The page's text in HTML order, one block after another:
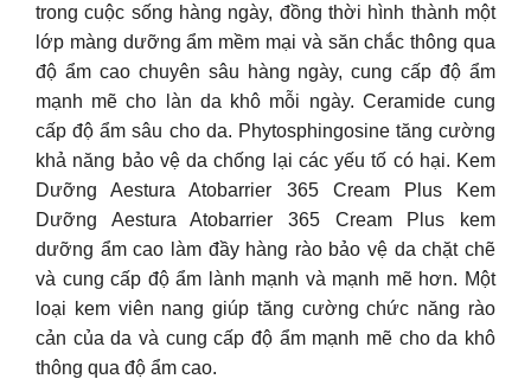
trong cuộc sống hàng ngày, đồng thời hình thành một
lớp màng dưỡng ẩm mềm mại và săn chắc thông qua
độ ẩm cao chuyên sâu hàng ngày, cung cấp độ ẩm
mạnh mẽ cho làn da khô mỗi ngày. Ceramide cung
cấp độ ẩm sâu cho da. Phytosphingosine tăng cường
khả năng bảo vệ da chống lại các yếu tố có hại. Kem
Dưỡng Aestura Atobarrier 365 Cream Plus Kem
Dưỡng Aestura Atobarrier 365 Cream Plus kem
dưỡng ẩm cao làm đầy hàng rào bảo vệ da chặt chẽ
và cung cấp độ ẩm lành mạnh và mạnh mẽ hơn. Một
loại kem viên nang giúp tăng cường chức năng rào
cản của da và cung cấp độ ẩm mạnh mẽ cho da khô
thông qua độ ẩm cao.